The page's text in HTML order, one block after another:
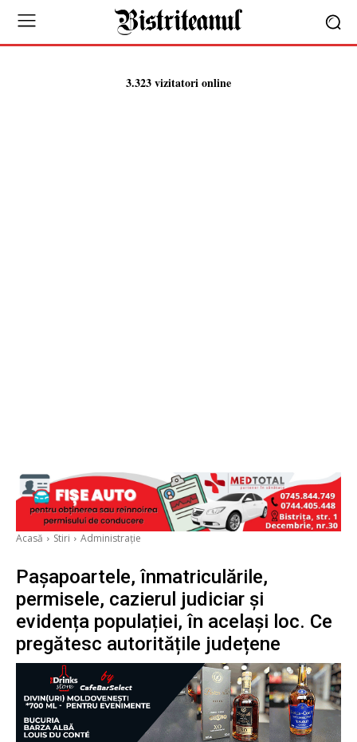
3.323 vizitatori online
Acasă Stiri Administrație
Pașapoartele, înmatriculările,
permisele, cazierul judiciar și
evidența populației, în același loc. Ce
pregătesc autoritățile județene